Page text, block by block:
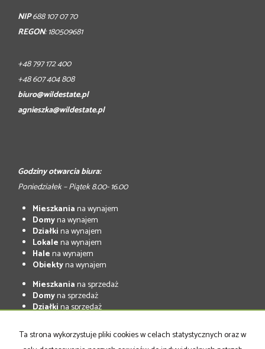
NIP688 107 07 70
REGON: 180509681
+48 797 172 400
+48 607 404 808
biuro@wildestate.pl
agnieszka@wildestate.pl
Godziny otwarcia biura:
Poniedziałek – Piątek 8.00- 16.00
Mieszkaniana wynajem
Domyna wynajem
Działkina wynajem
Lokalena wynajem
Halena wynajem
Obiektyna wynajem
Mieszkaniana sprzedaż
Domyna sprzedaż
Działkina sprzedaż
Halena sprzedaż
Obiektyna sprzedaż
Ta strona wykorzystuje pliki cookies w celach statystycznych oraz w